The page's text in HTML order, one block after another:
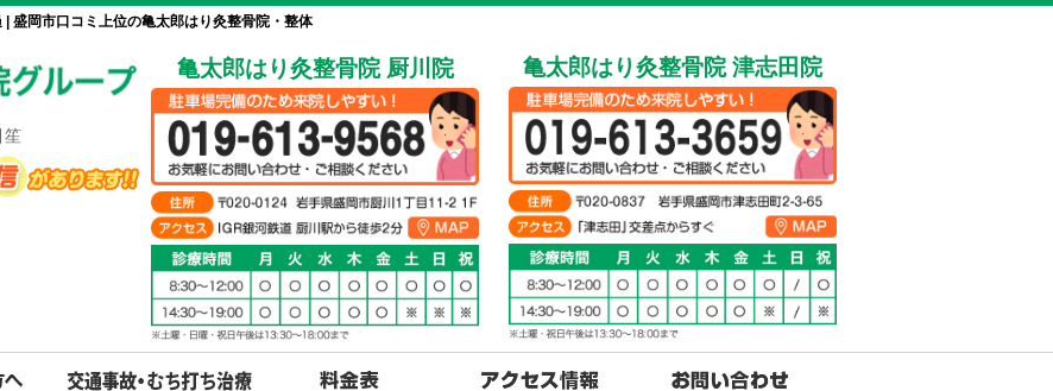
盛岡市口コミ上位の亀太郎はり灸整骨院・整体
笙
亀太郎はり灸整骨院 厨川院 亀太郎はり灸整骨院 津志田院